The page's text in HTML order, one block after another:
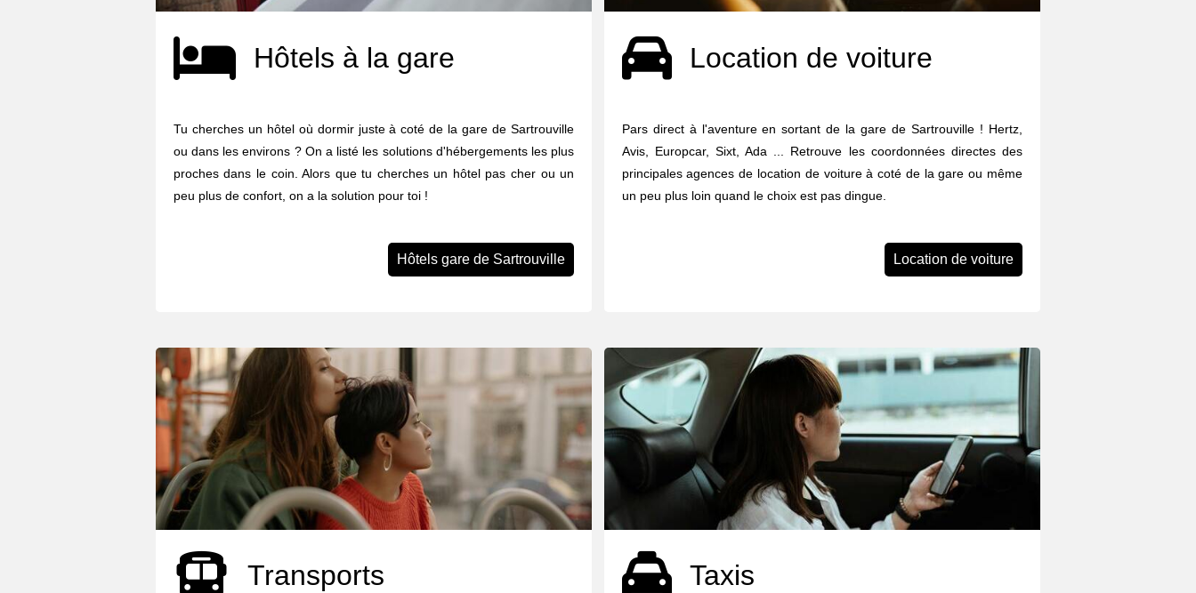
Hôtels à la gare
Tu cherches un hôtel où dormir juste à coté de la gare de Sartrouville
ou dans les environs ? On a listé les solutions d'hébergements les plus
proches dans le coin. Alors que tu cherches un hôtel pas cher ou un
peu plus de confort, on a la solution pour toi !
Hôtels gare de Sartrouville
Location de voiture
Pars direct à l'aventure en sortant de la gare de Sartrouville ! Hertz,
Avis, Europcar, Sixt, Ada ... Retrouve les coordonnées directes des
principales agences de location de voiture à coté de la gare ou même
un peu plus loin quand le choix est pas dingue.
Location de voiture
Transports Taxis